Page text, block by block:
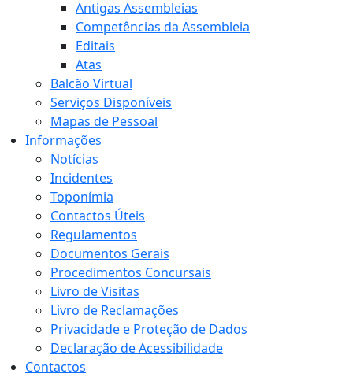
Antigas Assembleias
Competências da Assembleia
Editais
Atas
Balcão Virtual
Serviços Disponíveis
Mapas de Pessoal
Informações
Notícias
Incidentes
Toponímia
Contactos Úteis
Regulamentos
Documentos Gerais
Procedimentos Concursais
Livro de Visitas
Livro de Reclamações
Privacidade e Proteção de Dados
Declaração de Acessibilidade
Contactos